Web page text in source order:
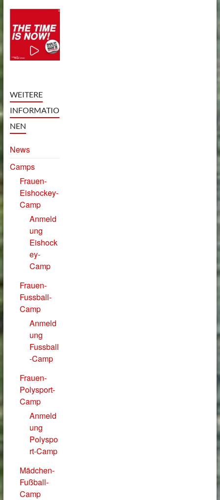
WEITERE
INFORMATIO
NEN
News
Camps
Frauen-
Eishockey-
Camp
Anmeld
ung
Eishock
ey-
Camp
Frauen-
Fussball-
Camp
Anmeld
ung
Fussball
-Camp
Frauen-
Polysport-
Camp
Anmeld
ung
Polyspo
rt-Camp
Mädchen-
Fußball-
Camp